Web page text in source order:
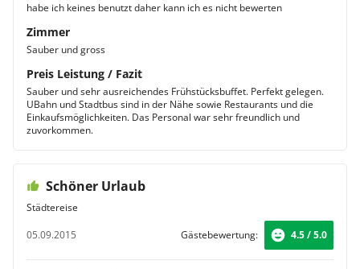
habe ich keines benutzt daher kann ich es nicht bewerten
Zimmer
Sauber und gross
Preis Leistung / Fazit
Sauber und sehr ausreichendes Frühstücksbuffet. Perfekt gelegen.
UBahn und Stadtbus sind in der Nähe sowie Restaurants und die
Einkaufsmöglichkeiten. Das Personal war sehr freundlich und
zuvorkommen.
Schöner Urlaub
Städtereise
05.09.2015
Gästebewertung: 4.5 / 5.0